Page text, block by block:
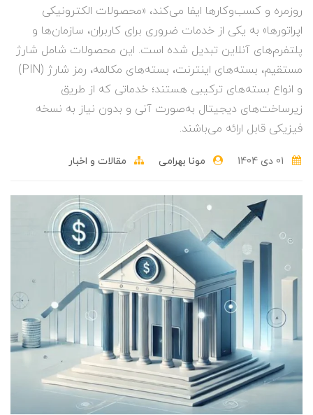
روزمره و کسب‌وکارها ایفا می‌کند، «محصولات الکترونیکی
اپراتورها» به یکی از خدمات ضروری برای کاربران، سازمان‌ها و
پلتفرم‌های آنلاین تبدیل شده است. این محصولات شامل شارژ
مستقیم، بسته‌های اینترنت، بسته‌های مکالمه، رمز شارژ (PIN)
و انواع بسته‌های ترکیبی هستند؛ خدماتی که از طریق
زیرساخت‌های دیجیتال به‌صورت آنی و بدون نیاز به نسخه
فیزیکی قابل ارائه می‌باشند.
مونا بهرامی مقالات و اخبار